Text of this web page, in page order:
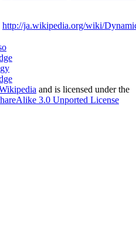
http://ja.wikipedia.org/wiki/
and is licensed under the
3.0 Unported License